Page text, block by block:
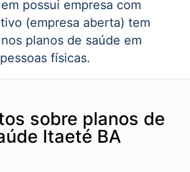
possui empresa com
(empresa aberta) tem
planos de saúde em
físicas.
sobre planos de
Itaeté BA